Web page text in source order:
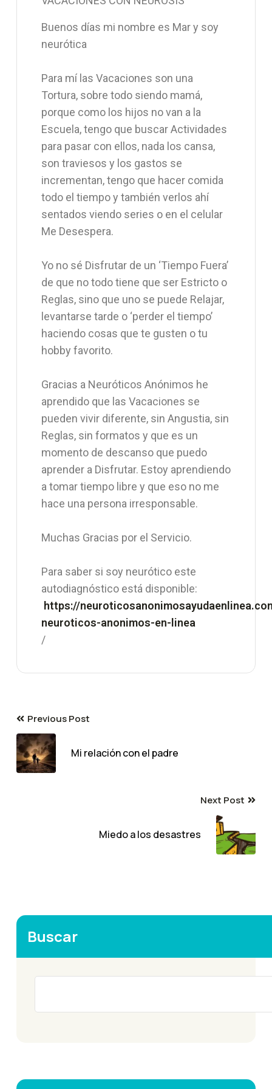
Buenos días mi nombre es Mar y soy
neurótica
Para mí las Vacaciones son una
Tortura, sobre todo siendo mamá,
porque como los hijos no van a la
Escuela, tengo que buscar Actividades
para pasar con ellos, nada los cansa,
son traviesos y los gastos se
incrementan, tengo que hacer comida
todo el tiempo y también verlos ahí
sentados viendo series o en el celular
Me Desespera.
Yo no sé Disfrutar de un ‘Tiempo Fuera’
de que no todo tiene que ser Estricto o
Reglas, sino que uno se puede Relajar,
levantarse tarde o ‘perder el tiempo’
haciendo cosas que te gusten o tu
hobby favorito.
Gracias a Neuróticos Anónimos he
aprendido que las Vacaciones se
pueden vivir diferente, sin Angustia, sin
Reglas, sin formatos y que es un
momento de descanso que puedo
aprender a Disfrutar. Estoy aprendiendo
a tomar tiempo libre y que eso no me
hace una persona irresponsable.
Muchas Gracias por el Servicio.
Para saber si soy neurótico este
autodiagnóstico está disponible:
https://
neuroticos-anonimos-en-linea
/
Previous Post
Mi relación con el padre
Next Post
Miedo a los desastres
Buscar